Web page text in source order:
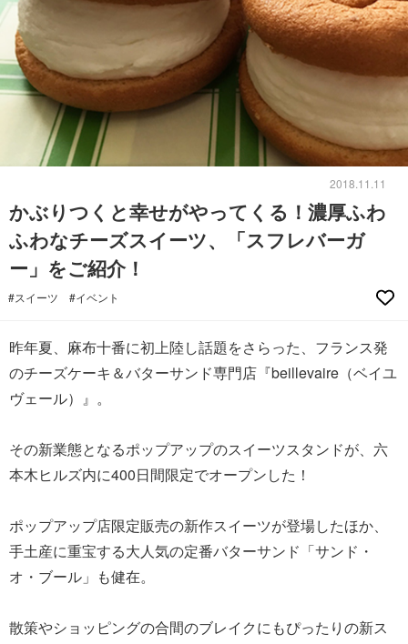
2018.11.11
かぶりつくと幸せがやってくる！濃厚ふわ
ふわなチーズスイーツ、「スフレバーガ
ー」をご紹介！
#スイーツ #イベント
昨年夏、麻布十番に初上陸し話題をさらった、フランス発
のチーズケーキ＆バターサンド専門店『beillevaire（ベイユ
ヴェール）』。
その新業態となるポップアップのスイーツスタンドが、六
本木ヒルズ内に400日間限定でオープンした！
ポップアップ店限定販売の新作スイーツが登場したほか、
手土産に重宝する大人気の定番バターサンド「サンド・
オ・ブール」も健在。
散策やショッピングの合間のブレイクにもぴったりの新ス